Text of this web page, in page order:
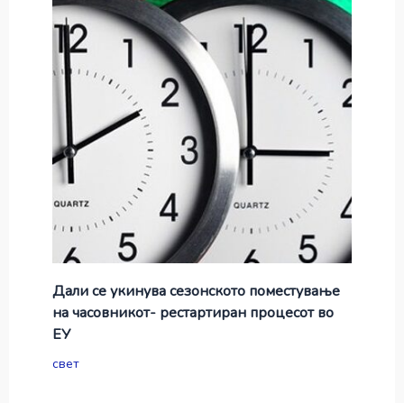
Дали се укинува сезонското поместување
на часовникот- рестартиран процесот во
ЕУ
свет